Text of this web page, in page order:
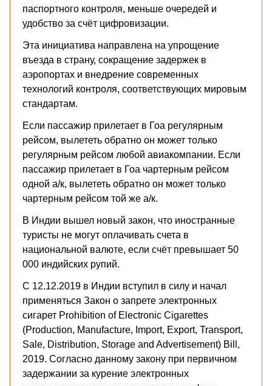
паспортного контроля, меньше очередей и
удобство за счёт цифровизации.
Эта инициатива направлена на упрощение
въезда в страну, сокращение задержек в
аэропортах и внедрение современных
технологий контроля, соответствующих мировым
стандартам.
Если пассажир прилетает в Гоа регулярным
рейсом, вылететь обратно он может только
регулярным рейсом любой авиакомпании. Если
пассажир прилетает в Гоа чартерным рейсом
одной а/к, вылететь обратно он может только
чартерным рейсом той же а/к.
В Индии вышел новый закон, что иностранные
туристы не могут оплачивать счета в
национальной валюте, если счёт превышает 50
000 индийских рупий.
С 12.12.2019 в Индии вступил в силу и начал
применяться Закон о запрете электронных
сигарет Prohibition of Electronic Cigarettes
(Production, Manufacture, Import, Export, Transport,
Sale, Distribution, Storage and Advertisement) Bill,
2019. Согласно данному закону при первичном
задержании за курение электронных